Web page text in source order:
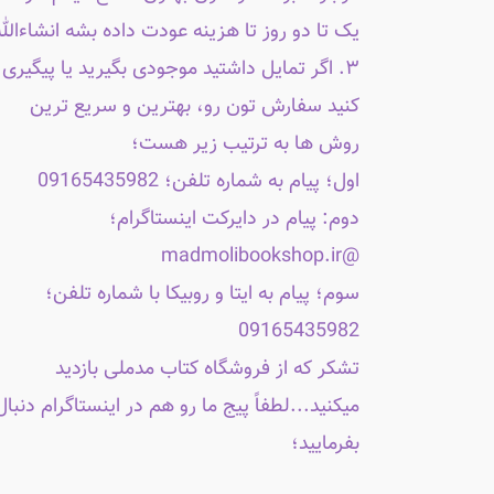
یک تا دو روز تا هزینه عودت داده بشه
۳. اگر تمایل داشتید موجودی بگیرید یا پیگیری
کنید سفارش تون رو، بهترین و سریع ترین
روش ها به ترتیب زیر هست؛
اول؛ پیام به شماره تلفن؛ 09165435982
دوم: پیام در دایرکت اینستاگرام؛
@madmolibookshop.ir
سوم؛ پیام به ایتا و روبیکا با شماره تلفن؛
09165435982
تشکر که از فروشگاه کتاب مدملی بازدید
میکنید...لطفاً پیج ما رو هم در اینستاگرام
بفرمایید؛